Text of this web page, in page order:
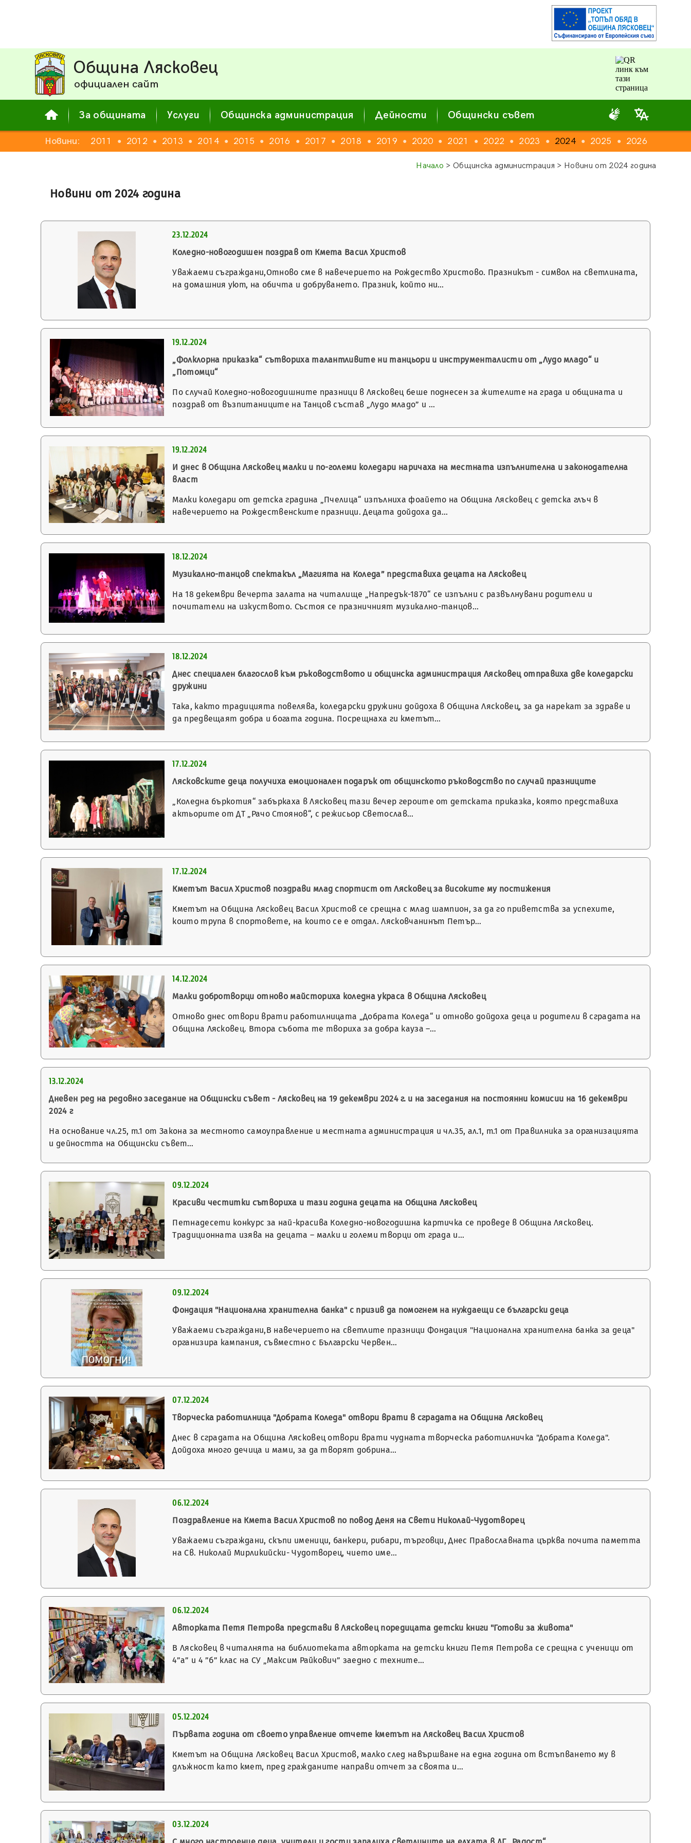
Община Лясковец
официален сайт
За общината Услуги Общинска администрация Дейности Общински съвет
Новини: 2011 ● 2012 ● 2013 ● 2014 ● 2015 ● 2016 ● 2017 ● 2018 ● 2019 ● 2020 ● 2021 ● 2022 ● 2023 ● 2024 ● 2025 ● 2026
Начало > Общинска администрация > Новини от 2024 година
Новини от 2024 година
23.12.2024
Коледно-новогодишен поздрав от Кмета Васил Христов
Уважаеми съграждани,Отново сме в навечерието на Рождество Христово. Празникът - символ на светлината,
на домашния уют, на обичта и добруването. Празник, който ни…
19.12.2024
„Фолклорна приказка“ сътвориха талантливите ни танцьори и инструменталисти от „Лудо младо“ и
„Потомци“
По случай Коледно-новогодишните празници в Лясковец беше поднесен за жителите на града и общината и
поздрав от възпитаниците на Танцов състав „Лудо младо” и …
19.12.2024
И днес в Община Лясковец малки и по-големи коледари наричаха на местната изпълнителна и законодателна
власт
Малки коледари от детска градина „Пчелица“ изпълниха фоайето на Община Лясковец с детска глъч в
навечерието на Рождественските празници. Децата дойдоха да…
18.12.2024
Музикално-танцов спектакъл „Магията на Коледа” представиха децата на Лясковец
На 18 декември вечерта залата на читалище „Напредък-1870“ се изпълни с развълнувани родители и
почитатели на изкуството. Състоя се празничният музикално-танцов…
18.12.2024
Днес специален благослов към ръководството и общинска администрация Лясковец отправиха две коледарски
дружини
Така, както традицията повелява, коледарски дружини дойдоха в Община Лясковец, за да нарекат за здраве и
да предвещаят добра и богата година. Посрещнаха ги кметът…
17.12.2024
Лясковските деца получиха емоционален подарък от общинското ръководство по случай празниците
„Коледна бъркотия“ забъркаха в Лясковец тази вечер героите от детската приказка, която представиха
актьорите от ДТ „Рачо Стоянов“, с режисьор Светослав…
17.12.2024
Кметът Васил Христов поздрави млад спортист от Лясковец за високите му постижения
Кметът на Община Лясковец Васил Христов се срещна с млад шампион, за да го приветства за успехите,
които трупа в спортовете, на които се е отдал. Лясковчанинът Петър…
14.12.2024
Малки добротворци отново майсториха коледна украса в Община Лясковец
Отново днес отвори врати работилницата „Добрата Коледа“ и отново дойдоха деца и родители в сградата на
Община Лясковец. Втора събота те твориха за добра кауза –…
13.12.2024
Дневен ред на редовно заседание на Общински съвет - Лясковец на 19 декември 2024 г. и на заседания на постоянни комисии на 16 декември
2024 г
На основание чл.25, т.1 от Закона за местното самоуправление и местната администрация и чл.35, ал.1, т.1 от Правилника за организацията
и дейността на Общински съвет…
09.12.2024
Красиви честитки сътвориха и тази година децата на Община Лясковец
Петнадесети конкурс за най-красива Коледно-новогодишна картичка се проведе в Община Лясковец.
Традиционната изява на децата – малки и големи творци от града и…
09.12.2024
Фондация "Национална хранителна банка" с призив да помогнем на нуждаещи се български деца
Уважаеми съграждани,В навечерието на светлите празници Фондация "Национална хранителна банка за деца"
организира кампания, съвместно с Български Червен…
07.12.2024
Творческа работилница "Добрата Коледа" отвори врати в сградата на Община Лясковец
Днес в сградата на Община Лясковец отвори врати чудната творческа работилничка "Добрата Коледа".
Дойдоха много дечица и мами, за да творят добрина…
06.12.2024
Поздравление на Кмета Васил Христов по повод Деня на Свети Николай-Чудотворец
Уважаеми съграждани, скъпи именици, банкери, рибари, търговци, Днес Православната църква почита паметта
на Св. Николай Мирликийски- Чудотворец, чието име…
06.12.2024
Авторката Петя Петрова представи в Лясковец поредицата детски книги "Готови за живота"
В Лясковец в читалнята на библиотеката авторката на детски книги Петя Петрова се срещна с ученици от
4”а” и 4 ”б” клас на СУ „Максим Райкович” заедно с техните…
05.12.2024
Първата година от своето управление отчете кметът на Лясковец Васил Христов
Кметът на Община Лясковец Васил Христов, малко след навършване на една година от встъпването му в
длъжност като кмет, пред гражданите направи отчет за своята и…
03.12.2024